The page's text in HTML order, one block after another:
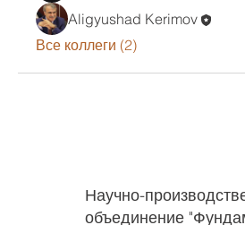
Aligyushad Kerimov
Все коллеги (2)
Научно-
объединение